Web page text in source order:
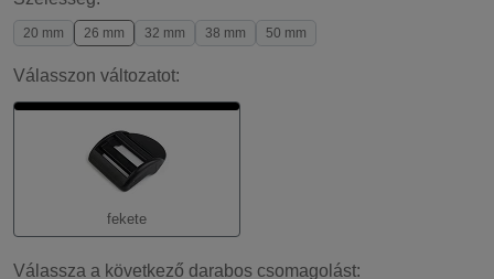
20 mm 26 mm 32 mm 38 mm 50 mm
Válasszon változatot:
fekete
Válassza a következő darabos csomagolást: